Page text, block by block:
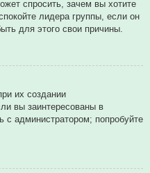
спросить, зачем вы хотите
лидера группы, если он
для этого свои причины.
их создании
вы заинтересованы в
с администратором; попробуйте